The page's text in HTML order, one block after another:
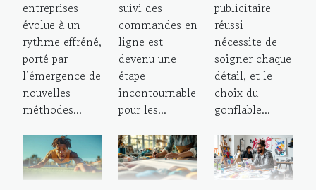
entreprises
évolue à un
rythme effréné,
porté par
l’émergence de
nouvelles
méthodes...
suivi des
commandes en
ligne est
devenu une
étape
incontournable
pour les...
publicitaire
réussi
nécessite de
soigner chaque
détail, et le
choix du
gonflable...